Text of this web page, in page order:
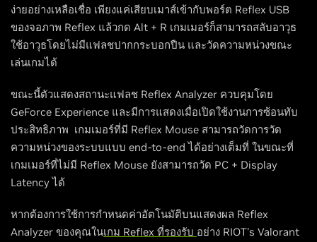
ง่ายอย่างเหลือเชื่อ เพียงแค่เสียบเมาส์เข้ากับพอร์ต Reflex USB
ของจอภาพ Reflex แล้วกด Alt + R เกมเมอร์ก็สามารถสลับอาวุธ
ใช้อาวุธโดยไม่มีแฟลชปากกระบอกปืน และวัดความหน่วงขณะ
เล่นเกมได้
ขณะนี้ตัวแสดงสถานะแฟลช Reflex Analyzer ควบคุมโดย
GeForce Experience และมีการแสดงเมื่อเปิดใช้งานการซ้อนทับ
ประสิทธิภาพ เกมเมอร์ที่มี Reflex Mouse สามารถวัดการวัด
ความหน่วงของระบบแบบ end-to-end ได้อย่างเต็มที่ ในขณะที่
เกมเมอร์ที่ไม่มี Reflex Mouse ยังสามารถวัด PC + Display
Latency ได้
หากต้องการใช้การกำหนดค่าอัตโนมัติบนแสดงผล Reflex
Analyzer ของคุณในเกม Reflex ที่รองรับ อย่าง RIOT's Valorant